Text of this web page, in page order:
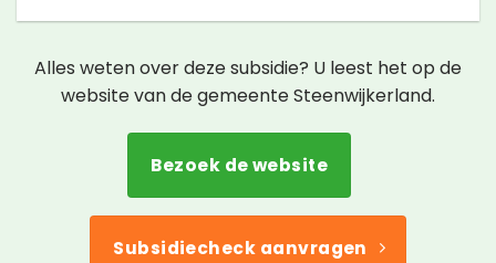
Alles weten over deze subsidie? U leest het op de
website van de gemeente Steenwijkerland.
Bezoek de website
Subsidiecheck aanvragen